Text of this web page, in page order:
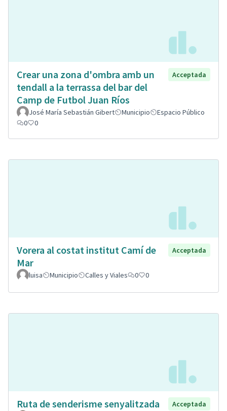
Crear una zona d'ombra amb un
tendall a la terrassa del bar del
Camp de Futbol Juan Ríos
Acceptada
José María Sebastián Gibert Municipio
Espacio Público
0
0
Vorera al costat institut Camí de
Mar
Acceptada
luisa Municipio Calles y Viales 0 0
Ruta de senderisme senyalitzada
Acceptada